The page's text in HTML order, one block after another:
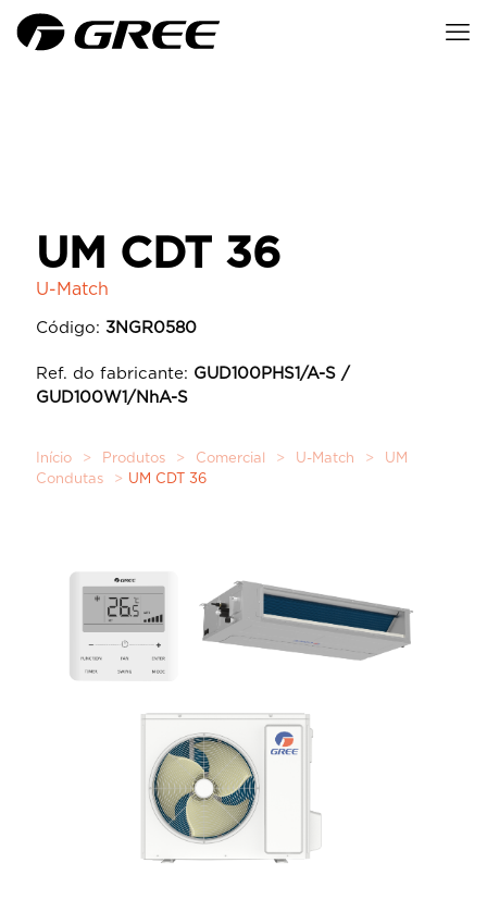
UM CDT 36
U-Match
Código: 3NGR0580
Ref. do fabricante: GUD100PHS1/A-S /
GUD100W1/NhA-S
Início > Produtos > Comercial > U-Match >
UM
Condutas
> UM CDT 36